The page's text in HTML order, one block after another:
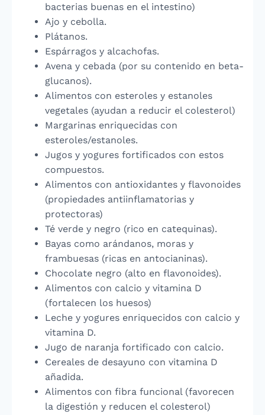
bacterias buenas en el intestino)
Ajo y cebolla.
Plátanos.
Espárragos y alcachofas.
Avena y cebada (por su contenido en beta-
glucanos).
Alimentos con esteroles y estanoles
vegetales (ayudan a reducir el colesterol)
Margarinas enriquecidas con
esteroles/estanoles.
Jugos y yogures fortificados con estos
compuestos.
Alimentos con antioxidantes y flavonoides
(propiedades antiinflamatorias y
protectoras)
Té verde y negro (rico en catequinas).
Bayas como arándanos, moras y
frambuesas (ricas en antocianinas).
Chocolate negro (alto en flavonoides).
Alimentos con calcio y vitamina D
(fortalecen los huesos)
Leche y yogures enriquecidos con calcio y
vitamina D.
Jugo de naranja fortificado con calcio.
Cereales de desayuno con vitamina D
añadida.
Alimentos con fibra funcional (favorecen
la digestión y reducen el colesterol)